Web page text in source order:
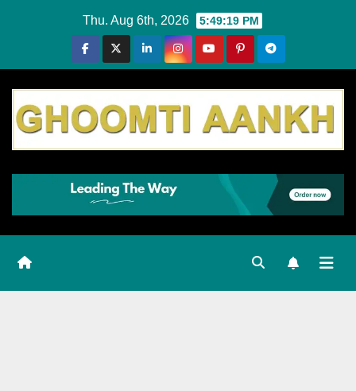
Thu. Aug 6th, 2026 5:49:20 PM